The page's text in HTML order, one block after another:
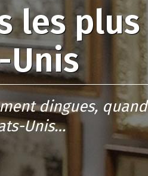
les plus
Unis
dingues, quand
Unis…